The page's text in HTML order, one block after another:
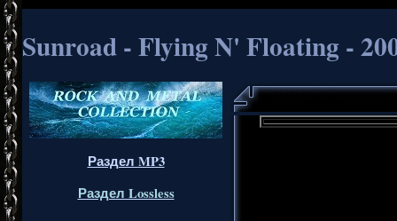
Sunroad - Flying N' Floating -
Раздел MP3
Раздел Lossless